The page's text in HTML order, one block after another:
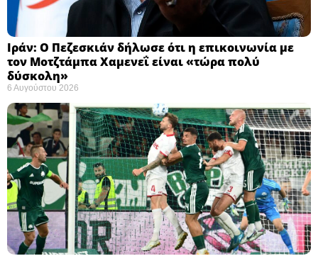
Ιράν: Ο Πεζεσκιάν δήλωσε ότι η επικοινωνία με
τον Μοτζτάμπα Χαμενεΐ είναι «τώρα πολύ
δύσκολη» ​
6 Αυγούστου 2026